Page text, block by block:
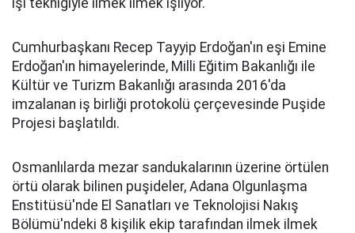
işi tekniğiyle ilmek ilmek işliyor.
Cumhurbaşkanı Recep Tayyip Erdoğan'ın eşi Emine
Erdoğan'ın himayelerinde, Milli Eğitim Bakanlığı ile
Kültür ve Turizm Bakanlığı arasında 2016'da
imzalanan iş birliği protokolü çerçevesinde Puşide
Projesi başlatıldı.
Osmanlılarda mezar sandukalarının üzerine örtülen
örtü olarak bilinen puşideler, Adana Olgunlaşma
Enstitüsü'nde El Sanatları ve Teknolojisi Nakış
Bölümü'ndeki 8 kişilik ekip tarafından ilmek ilmek